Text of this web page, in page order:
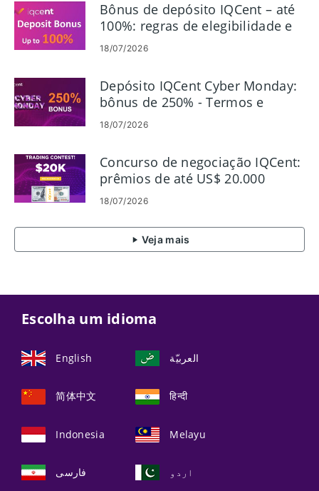
Bônus de depósito IQCent – ​​até
100%: regras de elegibilidade e
rotatividade
18/07/2026
Depósito IQCent Cyber ​​​​Monday:
bônus de 250% - Termos e
reivindicação
18/07/2026
Concurso de negociação IQCent:
prêmios de até US$ 20.000
18/07/2026
Veja mais
Escolha um idioma
English العربيّة
简体中文 हिन्दी
Indonesia Melayu
فارسی اردو